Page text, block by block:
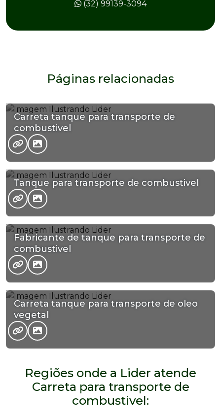
(32) 99139-3094
Páginas relacionadas
Carreta tanque para transporte de
combustivel
Tanque para transporte de combustivel
Fabricante de tanque para transporte de
combustivel
Carreta tanque para transporte de oleo
vegetal
Regiões onde a Lider atende
Carreta para transporte de
combustivel: